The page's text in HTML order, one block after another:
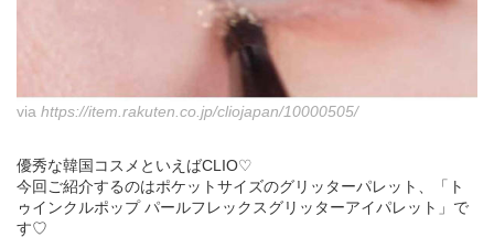
via https://item.rakuten.co.jp/cliojapan/10000505/
優秀な韓国コスメといえばCLIO♡
今回ご紹介するのはポケットサイズのグリッターパレット、「ト
ゥインクルポップ パールフレックスグリッターアイパレット」で
す♡